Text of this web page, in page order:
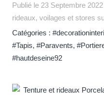
Publié le 23 Septembre 2022
rideaux, voilages et stores
Catégories :
#Tapis, #Paravents,
#hautdeseine92